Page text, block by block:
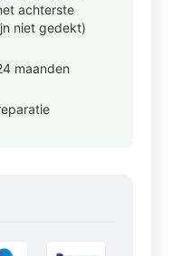
achterste
niet gedekt)
maanden